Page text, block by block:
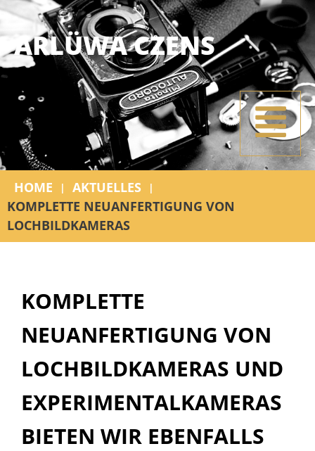
ARLÜWA CZENS
HOME | AKTUELLES |
KOMPLETTE NEUANFERTIGUNG VON
LOCHBILDKAMERAS
KOMPLETTE
NEUANFERTIGUNG VON
LOCHBILDKAMERAS UND
EXPERIMENTALKAMERAS
BIETEN WIR EBENFALLS